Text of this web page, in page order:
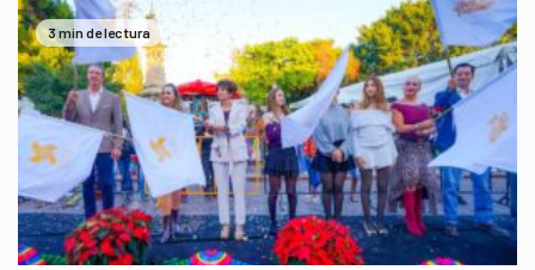
3 min de lectura